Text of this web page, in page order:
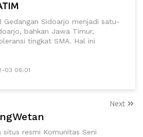
Gedangan Sidoarjo menjadi satu-
bahkan Jawa Timur,
tingkat SMA. Hal ini
03 06:01
Next
situs resmi Komunitas Seni